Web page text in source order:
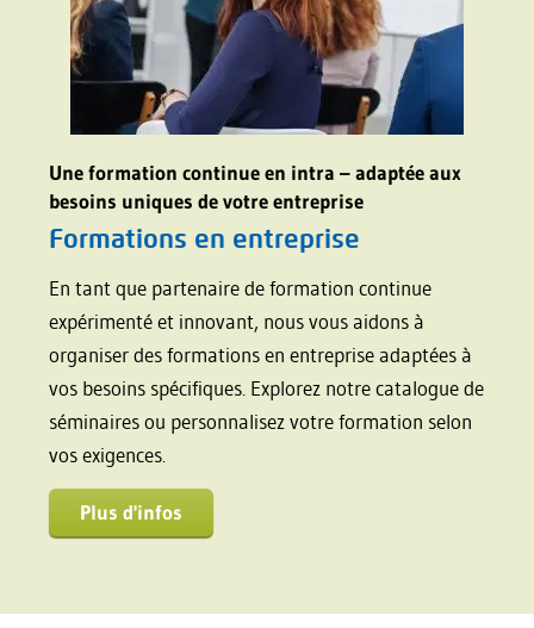
Une formation continue en intra – adaptée aux
besoins uniques de votre entreprise
Formations en entreprise
En tant que partenaire de formation continue
expérimenté et innovant, nous vous aidons à
organiser des formations en entreprise adaptées à
vos besoins spécifiques. Explorez notre catalogue de
séminaires ou personnalisez votre formation selon
vos exigences.
Plus d'infos